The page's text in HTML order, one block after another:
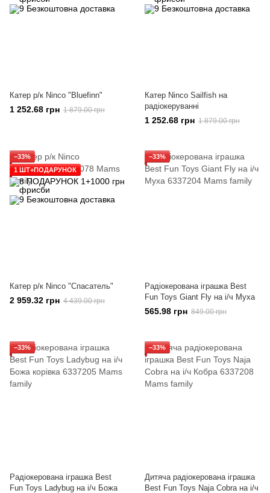
Катер р/к Ninco "Bluefinn"
1 252.68 грн 1 879.00 грн
Катер Ninco Sailfish на
радіокеруванні
1 252.68 грн 1 879.00 грн
−33%
1 ШТ+ПОДАРУНОК
Катер р/к Ninco "Спасатель"
2 959.32 грн 4 439.00 грн
−33%
Радіокерована іграшка Best
Fun Toys Giant Fly на і/ч Муха
565.98 грн 849.00 грн
−33%
Радіокерована іграшка Best
Fun Toys Ladybug на і/ч Божа
−33%
Дитяча радіокерована іграшка
Best Fun Toys Naja Cobra на і/ч